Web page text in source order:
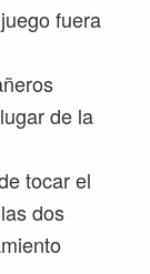
fuera
de la
tocar el
dos